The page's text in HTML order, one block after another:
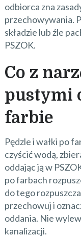
odbiorca zna
przechowywania.
składzie lub źle
PSZOK.
Co z
pustymi
farbie
Pędzle i wałki po
czyścić wodą,
oddając ją w
po farbach
do tego
przechowuj i
oddania. Nie
kanalizacji.